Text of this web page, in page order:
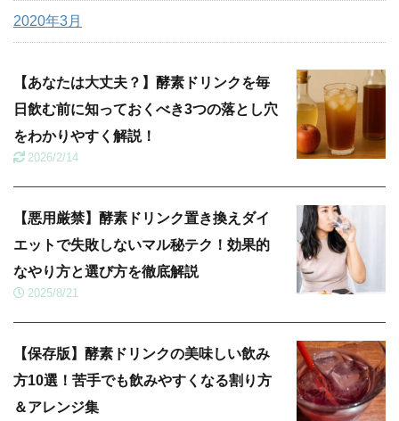
2020年3月
【あなたは大丈夫？】酵素ドリンクを毎
日飲む前に知っておくべき3つの落とし穴
をわかりやすく解説！
2026/2/14
【悪用厳禁】酵素ドリンク置き換えダイ
エットで失敗しないマル秘テク！効果的
なやり方と選び方を徹底解説
2025/8/21
【保存版】酵素ドリンクの美味しい飲み
方10選！苦手でも飲みやすくなる割り方
＆アレンジ集